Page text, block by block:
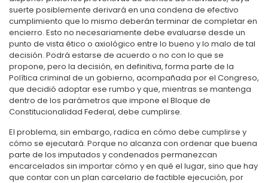
suerte posiblemente derivará en una condena de efectivo
cumplimiento que lo mismo deberán terminar de completar en
encierro. Esto no necesariamente debe evaluarse desde un
punto de vista ético o axiológico entre lo bueno y lo malo de tal
decisión. Podrá estarse de acuerdo o no con lo que se
propone, pero la decisión, en definitiva, forma parte de la
Política criminal de un gobierno, acompañada por el Congreso,
que decidió adoptar ese rumbo y que, mientras se mantenga
dentro de los parámetros que impone el Bloque de
Constitucionalidad Federal, debe cumplirse.
El problema, sin embargo, radica en cómo debe cumplirse y
cómo se ejecutará. Porque no alcanza con ordenar que buena
parte de los imputados y condenados permanezcan
encarcelados sin importar cómo y en qué el lugar, sino que hay
que contar con un plan carcelario de factible ejecución, por